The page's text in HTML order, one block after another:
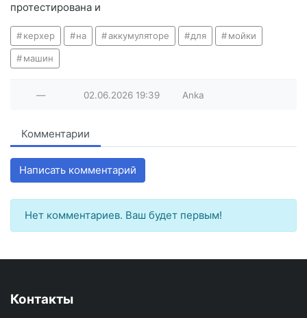
протестирована и
керхер на аккумуляторе для мойки
машин
— 02.06.2026 19:39 Anka
Комментарии
Написать комментарий
Нет комментариев. Ваш будет первым!
Контакты